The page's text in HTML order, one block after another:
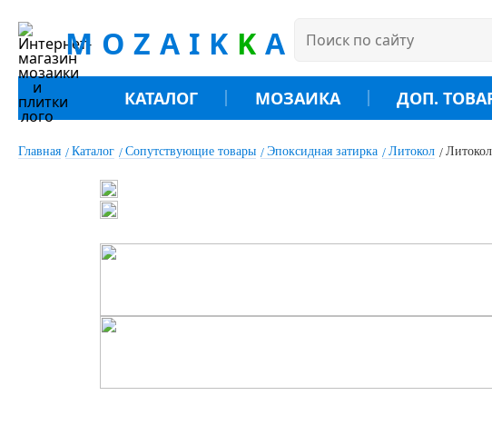
MOZAIK K A
КАТАЛОГ МОЗАИКА ДОП.
Главная Каталог Сопутствующие товары Эпоксидная затирка Литокол